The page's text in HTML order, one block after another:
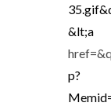
&lt;a
p?